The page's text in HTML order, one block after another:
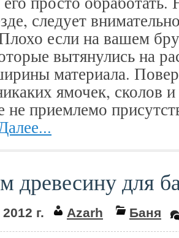
следует
если на вашем
вытянулись на
материала.
ямочек, сколов
не приемлемо
древесину для
г. Azarh Баня